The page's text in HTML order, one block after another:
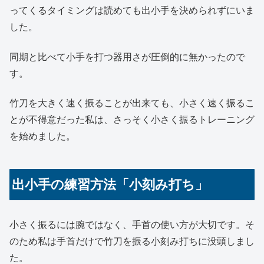
ってくるタイミングは読めても出小手を決められずにいま
した。
同期と比べて小手を打つ器用さが圧倒的に無かったので
す。
竹刀を大きく速く振ることが出来ても、小さく速く振るこ
とが不得意だった私は、さっそく小さく振るトレーニング
を始めました。
出小手の練習方法「小刻み打ち」
小さく振るには腕ではなく、手首の使い方が大切です。そ
のため私は手首だけで竹刀を振る小刻み打ちに没頭しまし
た。